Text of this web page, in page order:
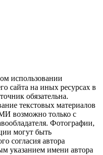
использовании
сайта на иных ресурсах в
обязательна.
текстовых материалов
возможно только с
Фотографии,
могут быть
согласия автора
указанием имени автора